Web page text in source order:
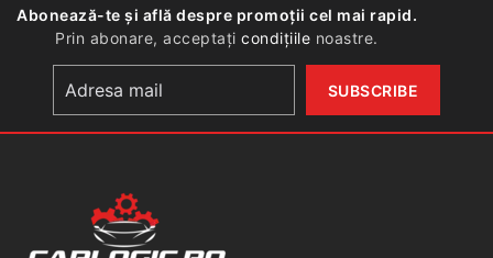
6000K
-
metalic
Abonează-te și află despre promoții cel mai rapid.
Prin abonare, acceptațicondițiile noastre.